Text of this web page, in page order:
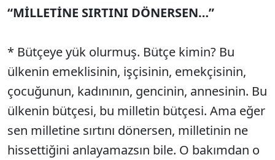
“MİLLETİNE SIRTINI DÖNERSEN…”
* Bütçeye yük olurmuş. Bütçe kimin? Bu
ülkenin emeklisinin, işçisinin, emekçisinin,
çocuğunun, kadınının, gencinin, annesinin. Bu
ülkenin bütçesi, bu milletin bütçesi. Ama eğer
sen milletine sırtını dönersen, milletinin ne
hissettiğini anlayamazsın bile. O bakımdan o